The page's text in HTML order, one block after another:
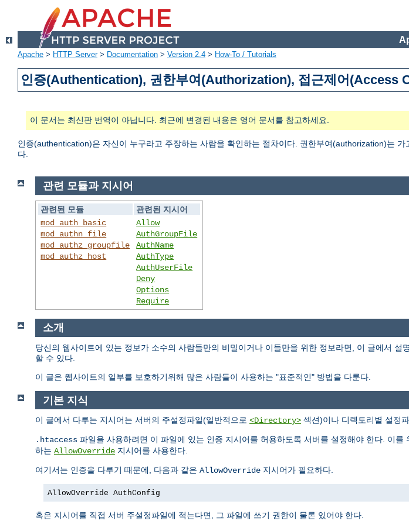
Apache > HTTP Server> Documentation > Version 2.4 > How-To / Tutorials
인증(Authentication), 권한부여(Authorization), 접근제어(Access
이 문서는 최신판 번역이 아닙니다. 최근에 변경된 내용은 영어 문서를 참고하세요.
인증(authentication)은 자신이 누구라고 주장하는 사람을 확인하는 절차이다. 권한부여(authorization)는
다.
관련 모듈과 지시어
관련된 모듈
관련된 지시어
mod_auth_basic
mod_authn_file
mod_authz_groupfile
mod_authz_host
Allow
AuthGroupFile
AuthName
AuthType
AuthUserFile
Deny
Options
Require
소개
당신의 웹사이트에 있는 정보가 소수의 사람들만의 비밀이거나 이들만을 위한 정보라면, 이 글에서
할 수 있다.
이 글은 웹사이트의 일부를 보호하기위해 많은 사람들이 사용하는 "표준적인" 방법을 다룬다.
기본 지식
이 글에서 다루는 지시어는 서버의 주설정파일(일반적으로 <Directory> 섹션)이나 디렉토리별 설정
.htaccess 파일을 사용하려면 이 파일에 있는 인증 지시어를 허용하도록 서버를 설정해야 한다. 이
하는 AllowOverride 지시어를 사용한다.
여기서는 인증을 다루기 때문에, 다음과 같은 AllowOverride 지시어가 필요하다.
AllowOverride AuthConfig
혹은 지시어를 직접 서버 주설정파일에 적는다면, 그 파일에 쓰기 권한이 물론 있어야 한다.